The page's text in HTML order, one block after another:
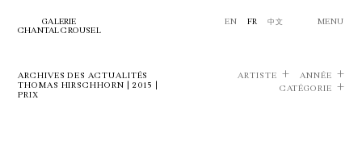
GALERIE
CHANTAL CROUSEL
EN FR 中文 MENU
ARCHIVES DES ACTUALITÉS
THOMAS HIRSCHHORN | 2015 |
PRIX
ARTISTE
ANNÉE
CATÉGORIE